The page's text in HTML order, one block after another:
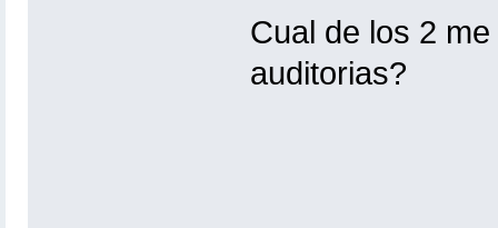
Cual de los 2
auditorias?